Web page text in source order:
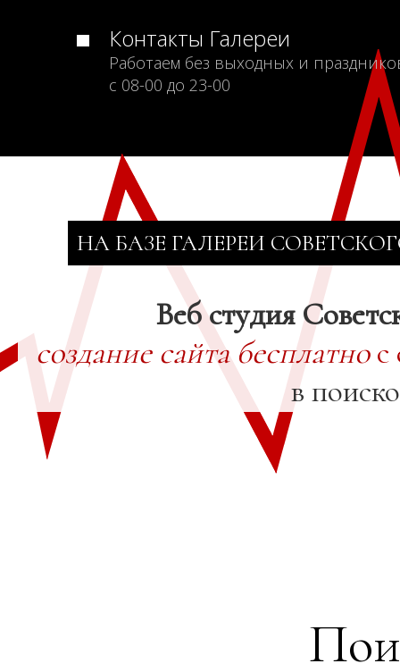
Контакты Галереи
Работаем без выходных и
с 08-00 до 23-00
НА БАЗЕ ГАЛЕРЕИ
Веб студия
создание сайта бесплатнос
в